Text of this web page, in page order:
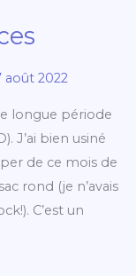
août 2022
longue période
J’ai bien usiné
de ce mois de
rond (je n’avais
C’est un